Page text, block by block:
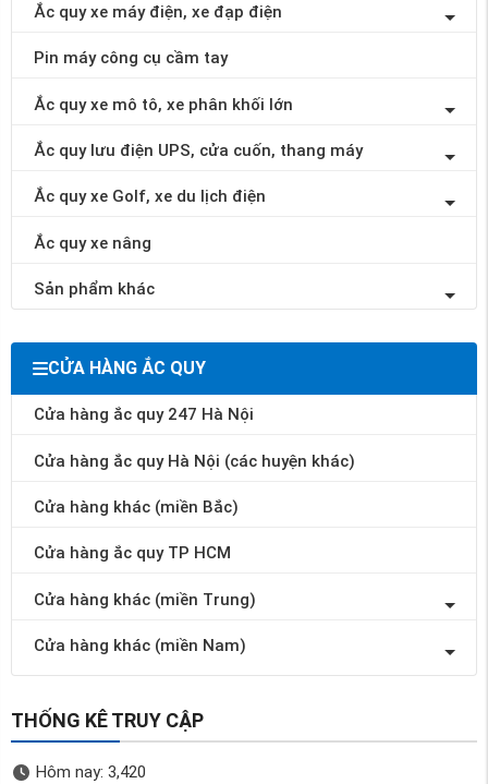
Ắc quy xe máy điện, xe đạp điện
Pin máy công cụ cầm tay
Ắc quy xe mô tô, xe phân khối lớn
Ắc quy lưu điện UPS, cửa cuốn, thang máy
Ắc quy xe Golf, xe du lịch điện
Ắc quy xe nâng
Sản phẩm khác
CỬA HÀNG ẮC QUY
Cửa hàng ắc quy 247 Hà Nội
Cửa hàng ắc quy Hà Nội (các huyện khác)
Cửa hàng khác (miền Bắc)
Cửa hàng ắc quy TP HCM
Cửa hàng khác (miền Trung)
Cửa hàng khác (miền Nam)
THỐNG KÊ TRUY CẬP
Hôm nay: 3,420